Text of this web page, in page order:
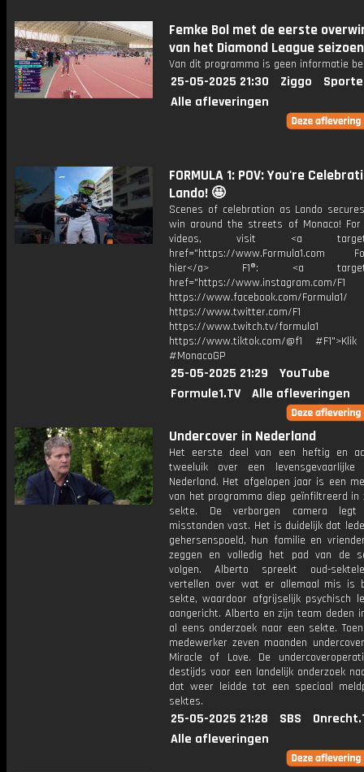
Femke Bol met de eerste
van het Diamond League seizoen
Van dit programma is geen informatie
25-05-2025 21:30 Ziggo
Alle afleveringen
FORMULA 1: POV: You're
Lando! 🤩
Scenes of celebration as Lando
win around the streets of Monaco! For
videos, visit <a
href="https://www.Formula1.com
hier</a> F1®: <a
href="https://www.instagram.com/F1
https://www.facebook.com/Formula1/
https://www.twitter.com/F1
https://www.twitch.tv/formula1
https://www.tiktok.com/@f1
#MonacoGP
25-05-2025 21:29
YouTube
Formule1.TV
Alle afleveringen
Undercover in Nederland
Het eerste deel van een heftig en
tweeluik over een
Nederland. Het afgelopen jaar is een
van het programma diep geïnfiltreerd in
sekte. De verborgen camera
misstanden vast. Het is duidelijk dat
gehersenspoeld, hun familie en
zeggen en volledig het pad van de
volgen. Alberto spreekt oud-
vertellen over wat er allemaal mis is
sekte, waardoor afgrijselijk psychisch
aangericht. Alberto en zijn team deden
al eens onderzoek naar een sekte.
medewerker zeven maanden
Miracle of Love. De
destijds voor een landelijk onderzoek
dat weer leidde tot een speciaal
sektes.
25-05-2025 21:28 SBS
Alle afleveringen